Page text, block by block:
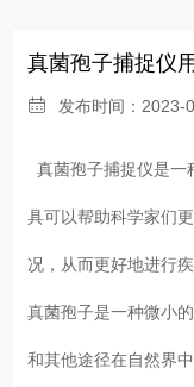
真菌孢子捕捉仪
发布时间：
真菌孢子捕捉仪是一
具可以帮助科学家们
况，从而更好地进行
真菌孢子是一种微小
和其他途径在自然界